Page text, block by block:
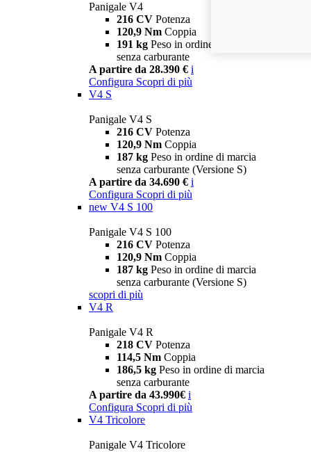
Panigale V4
216 CV Potenza
120,9 Nm Coppia
191 kg Peso in ordine di marcia
senza carburante
A partire da 28.390 € i
Configura Scopri di più
V4 S
Panigale V4 S
216 CV Potenza
120,9 Nm Coppia
187 kg Peso in ordine di marcia
senza carburante (Versione S)
A partire da 34.690 € i
Configura Scopri di più
new V4 S 100
Panigale V4 S 100
216 CV Potenza
120,9 Nm Coppia
187 kg Peso in ordine di marcia
senza carburante (Versione S)
scopri di più
V4 R
Panigale V4 R
218 CV Potenza
114,5 Nm Coppia
186,5 kg Peso in ordine di marcia
senza carburante
A partire da 43.990€ i
Configura Scopri di più
V4 Tricolore
Panigale V4 Tricolore